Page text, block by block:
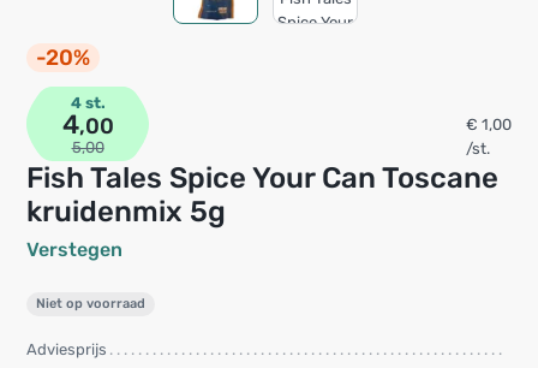
-20%
Fish Tales Spice Your Can Toscane
kruidenmix 5g
Verstegen
4 st.
4,00
5,00
€ 1,00
/st.
Niet op voorraad
Adviesprijs